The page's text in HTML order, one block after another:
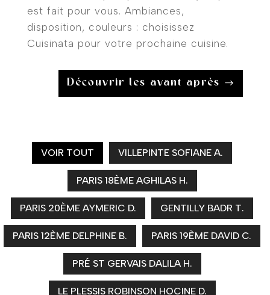
est fait pour vous. Ambiances,
disposition, couleurs : choisissez
Cuisinata pour votre prochaine cuisine.
Découvrir les avant après
VOIR TOUT VILLEPINTE SOFIANE A.
PARIS 18ÈME AGHILAS H.
PARIS 20ÈME AYMERIC D. GENTILLY BADR T.
PARIS 12ÈME DELPHINE B. PARIS 19ÈME DAVID C.
PRÉ ST GERVAIS DALILA H.
LE PLESSIS ROBINSON HOCINE D.